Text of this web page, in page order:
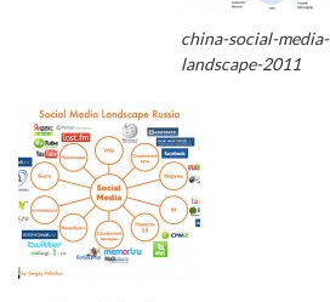
china-social-media-
landscape-2011